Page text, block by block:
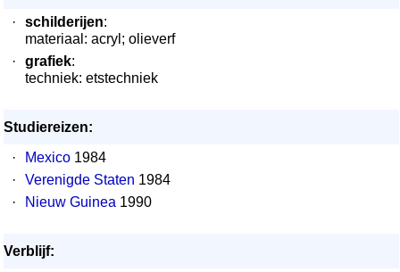
·
schilderijen:
materiaal: acryl; olieverf
·
grafiek:
techniek: etstechniek
Studiereizen:
·
Mexico 1984
·
Verenigde Staten 1984
·
Nieuw Guinea 1990
Verblijf: